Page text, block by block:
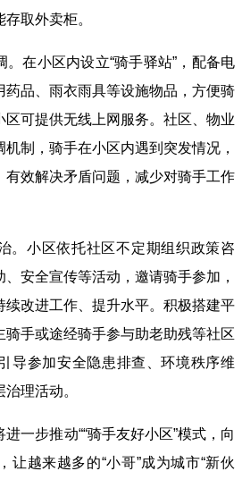
取外卖柜。
。在小区内设立“骑手驿站”，配备电
药品、雨衣雨具等设施物品，方便骑
可提供无线上网服务。社区、物业
制，骑手在小区内遇到突发情况，
有效解决矛盾问题，减少对骑手工作
。小区依托社区不定期组织政策咨
安全宣传等活动，邀请骑手参加，
续改进工作、提升水平‌。积极搭建平
骑手或途经骑手参与助老助残等社区
导参加安全隐患排查、环境秩序维
理活动‌。
一步推动““骑手友好小区”模式，向
让越来越多的“小哥”成为城市“新伙